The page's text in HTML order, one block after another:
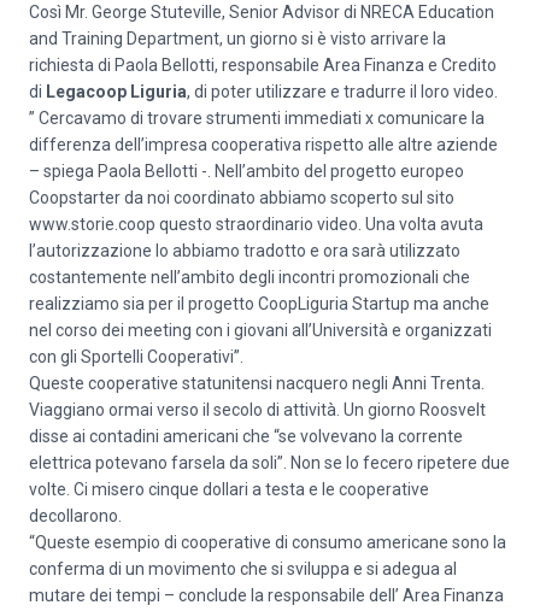
Così Mr. George Stuteville, Senior Advisor di NRECA Education
and Training Department, un giorno si è visto arrivare la
richiesta di Paola Bellotti, responsabile Area Finanza e Credito
di Legacoop Liguria, di poter utilizzare e tradurre il loro video.
” Cercavamo di trovare strumenti immediati x comunicare la
differenza dell’impresa cooperativa rispetto alle altre aziende
– spiega Paola Bellotti -. Nell’ambito del progetto europeo
Coopstarter da noi coordinato abbiamo scoperto sul sito
www.storie.coop questo straordinario video. Una volta avuta
l’autorizzazione lo abbiamo tradotto e ora sarà utilizzato
costantemente nell’ambito degli incontri promozionali che
realizziamo sia per il progetto CoopLiguria Startup ma anche
nel corso dei meeting con i giovani all’Università e organizzati
con gli Sportelli Cooperativi”.
Queste cooperative statunitensi nacquero negli Anni Trenta.
Viaggiano ormai verso il secolo di attività. Un giorno Roosvelt
disse ai contadini americani che “se volvevano la corrente
elettrica potevano farsela da soli”. Non se lo fecero ripetere due
volte. Ci misero cinque dollari a testa e le cooperative
decollarono.
“Queste esempio di cooperative di consumo americane sono la
conferma di un movimento che si sviluppa e si adegua al
mutare dei tempi – conclude la responsabile dell’ Area Finanza